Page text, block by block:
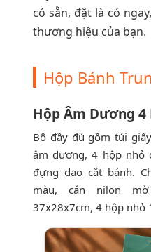
có sẵn, đặt là có
thương hiệu của bạn.
Hộp Bánh
Hộp Âm Dương 4
Bộ đầy đủ gồm túi
âm dương, 4 hộp nhỏ
đựng dao cắt bánh.
màu, cán nilon
37x28x7cm, 4 hộp nhỏ